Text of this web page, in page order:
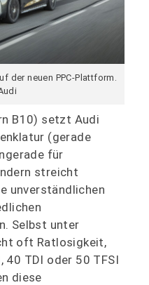
der neuen PPC-Plattform.
B10) setzt Audi
(gerade
für
streicht
unverständlichen
Selbst unter
oft Ratlosigkeit,
40 TDI oder 50 TFSI
diese